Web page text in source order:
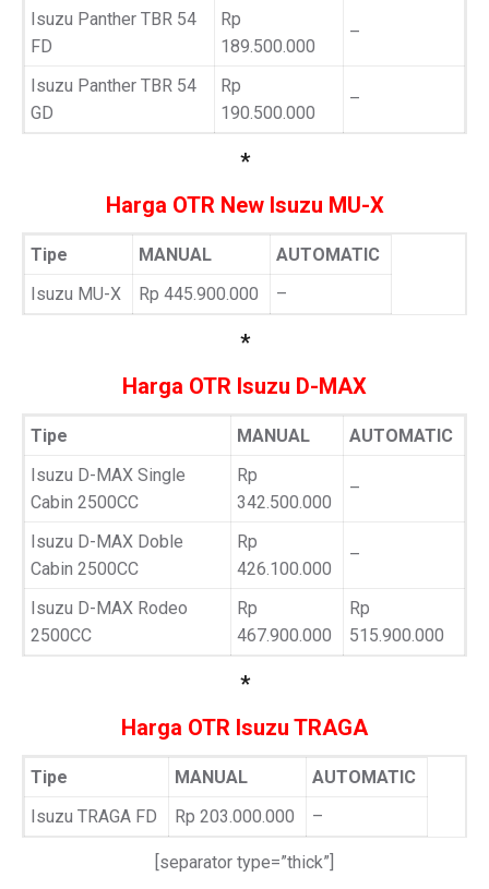
Isuzu Panther TBR 54
FD
Rp
189.500.000
–
Isuzu Panther TBR 54
GD
Rp
190.500.000
–
*
Harga OTR New Isuzu MU-X
Tipe MANUAL
AUTOMATIC
Isuzu MU-X
Rp 445.900.000 –
*
Harga OTR Isuzu D-MAX
Tipe MANUAL
AUTOMATIC
Isuzu D-MAX Single
Cabin 2500CC
Rp
342.500.000
–
Isuzu D-MAX Doble
Cabin 2500CC
Rp
426.100.000
–
Isuzu D-MAX Rodeo
2500CC
Rp
467.900.000
Rp
515.900.000
*
Harga OTR Isuzu TRAGA
Tipe MANUAL
AUTOMATIC
Isuzu TRAGA FD
Rp 203.000.000 –
[separator type=”thick”]